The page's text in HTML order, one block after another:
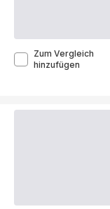
Zum Vergleich
hinzufügen